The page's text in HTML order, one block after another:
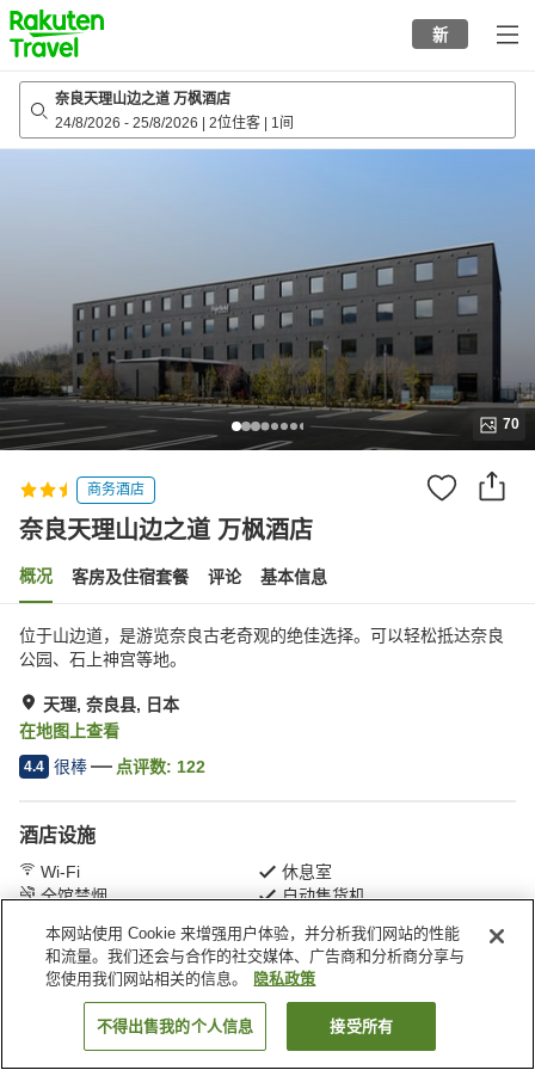
to
top
page
新
奈良天理山边之道 万枫酒店­
24/8/2026 - 25/8/2026 2位住客 1间
70
商务酒店
奈良天理山边之道 万枫酒店­
概况 客房及住宿套餐 评论 基本信息
位于山边道，是游览奈良古老奇观的绝佳选择。可以轻松抵达奈良
公园、石上神宫等地。
天理, 奈良县, 日本
在地图上查看
4.4 很棒 点评数: 122
酒店设施
Wi-Fi
休息室
全馆禁烟
自动售货机
首页 日本 奈良县 天理 奈良天理山边之道 万枫酒店­
搜索客房
本网站使用 Cookie 来增强用户体验，并分析我们网站的性能
和流量。我们还会与合作的社交媒体、广告商和分析商分享与
您使用我们网站相关的信息。
隐私政策
不得出售我的个人信息 接受所有